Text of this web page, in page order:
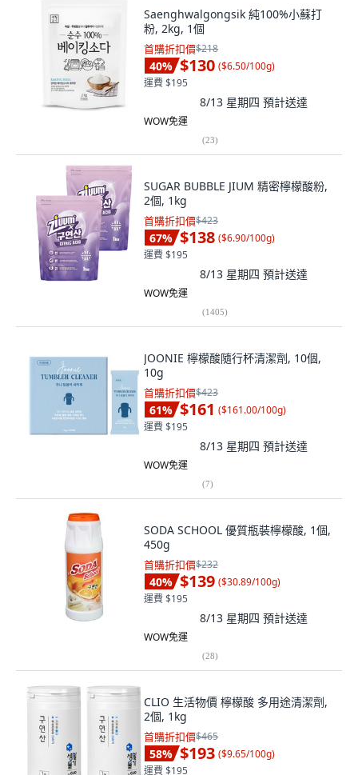
Saenghwalgongsik 純100%小蘇打
粉, 2kg, 1個
首購折扣價$218
40% $130 ($6.50/100g)
運費 $195
8/13 星期四 預計送達
WOW免運
(23)
SUGAR BUBBLE JIUM 精密檸檬酸粉,
2個, 1kg
首購折扣價$423
67% $138 ($6.90/100g)
運費 $195
8/13 星期四 預計送達
WOW免運
(1405)
JOONIE 檸檬酸隨行杯清潔劑, 10個,
10g
首購折扣價$423
61% $161 ($161.00/100g)
運費 $195
8/13 星期四 預計送達
WOW免運
(7)
SODA SCHOOL 優質瓶裝檸檬酸, 1個,
450g
首購折扣價$232
40% $139 ($30.89/100g)
運費 $195
8/13 星期四 預計送達
WOW免運
(28)
CLIO 生活物價 檸檬酸 多用途清潔劑,
2個, 1kg
首購折扣價$465
58% $193 ($9.65/100g)
運費 $195